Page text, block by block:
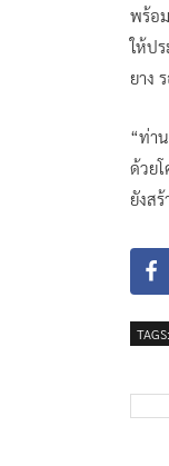
พร้อ
ให้ป
ยาง
“ท่า
ด้วย
ยังส
TAGS: